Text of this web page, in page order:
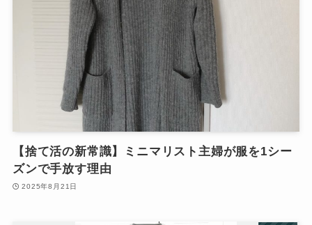
【捨て活の新常識】ミニマリスト主婦が服を1シー
ズンで手放す理由
2025年8月21日